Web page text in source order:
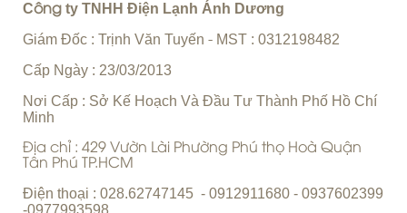
Công ty TNHH Điện Lạnh Ánh Dương
Giám Đốc : Trịnh Văn Tuyến - MST : 0312198482
Cấp Ngày : 23/03/2013
Nơi Cấp : Sở Kế Hoạch Và Đầu Tư Thành Phố Hồ Chí
Minh
Địa chỉ : 429 Vườn Lài Phường Phú thọ Hoà Quận
Tân Phú TP.HCM
Điện thoại : 028.62747145 - 0912911680 - 0937602399